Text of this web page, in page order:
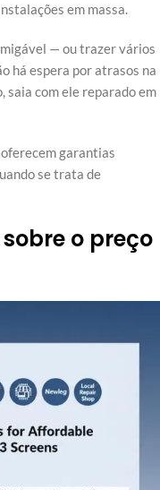
em massa.
— ou trazer vários
há espera por atrasos na
com ele reparado em
garantias
se trata de
o preço